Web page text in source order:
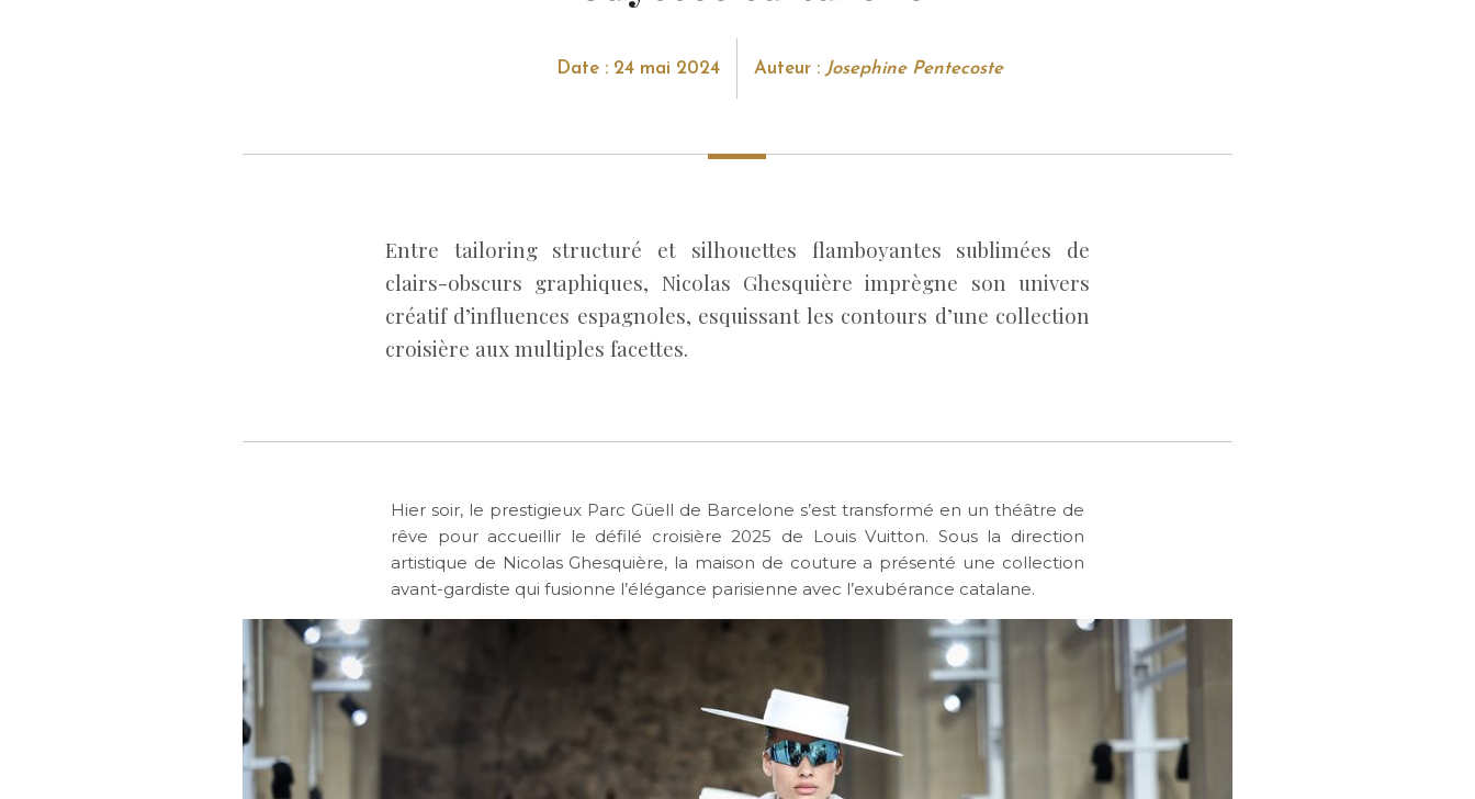
Date : 24 mai 2024 Auteur : Josephine Pentecoste
Entre tailoring structuré et silhouettes flamboyantes sublimées de
clairs-obscurs graphiques, Nicolas Ghesquière imprègne son univers
créatif d’influences espagnoles, esquissant les contours d’une collection
croisière aux multiples facettes.
Hier soir, le prestigieux Parc Güell de Barcelone s’est transformé en un théâtre de
rêve pour accueillir le défilé croisière 2025 de Louis Vuitton. Sous la direction
artistique de Nicolas Ghesquière, la maison de couture a présenté une collection
avant-gardiste qui fusionne l’élégance parisienne avec l’exubérance catalane.